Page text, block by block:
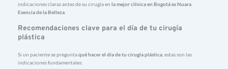
indicaciones claras antes de su cirugía en la mejor clínica en Bogotá es Nuara
Esencia de la Belleza
Recomendaciones clave para el día de tu cirugía
plástica
Si un paciente se pregunta qué hacer el día de tu cirugía plástica estas son las
indicaciones fundamentales: